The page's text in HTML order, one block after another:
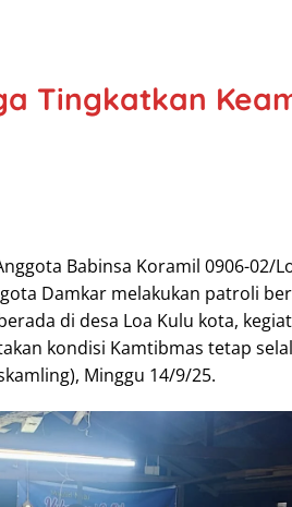
Tingkatkan
Babinsa Koramil 0906-02/
Damkar melakukan patroli
di desa Loa Kulu kota,
kondisi Kamtibmas tetap
Minggu 14/9/25.